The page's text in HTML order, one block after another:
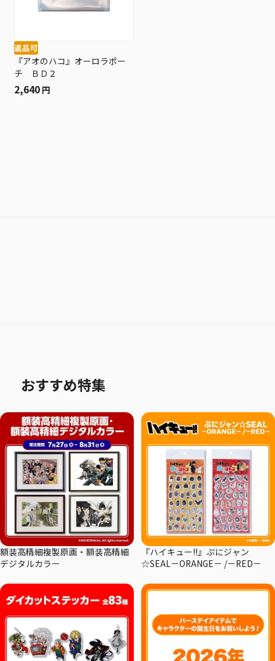
返品可
『アオのハコ』オーロラポー
チ ＢＤ２
2,640 円
おすすめ特集
額装高精細複製原画・額装高精細
デジタルカラー
『ハイキュー!!』ぷにジャン
☆SEAL－ORANGE－ /－RED－